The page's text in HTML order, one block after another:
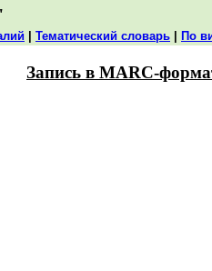
Тематический словарь По
Запись в MARC-